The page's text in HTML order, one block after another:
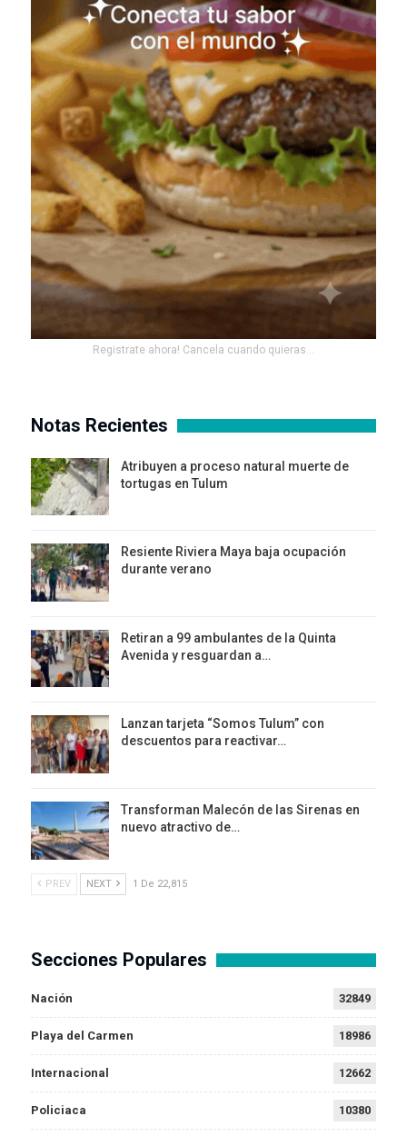
Registrate ahora! Cancela cuando quieras...
Notas Recientes
Atribuyen a proceso natural muerte de
tortugas en Tulum
Resiente Riviera Maya baja ocupación
durante verano
Retiran a 99 ambulantes de la Quinta
Avenida y resguardan a…
Lanzan tarjeta “Somos Tulum” con
descuentos para reactivar…
Transforman Malecón de las Sirenas en
nuevo atractivo de…
PREV NEXT 1 De 22,815
Secciones Populares
Nación 32849
Playa del Carmen 18986
Internacional 12662
Policiaca 10380